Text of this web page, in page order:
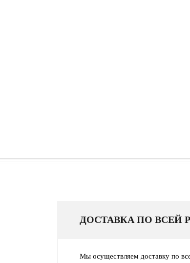
ДОСТАВКА ПО ВСЕЙ
Мы осуществляем доставку по